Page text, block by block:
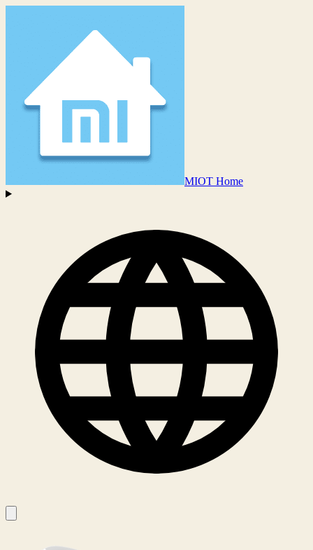
MIOT Home